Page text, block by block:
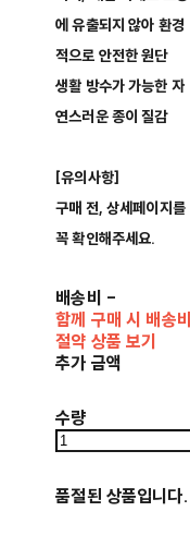
에 유출되지 않아 환경
적으로 안전한 원단
생활 방수가 가능한 자
연스러운 종이 질감
[유의사항]
구매 전, 상세페이지를
꼭 확인해주세요.
배송비 -
함께 구매 시 배송비
절약 상품 보기
추가 금액
수량
품절된 상품입니다.